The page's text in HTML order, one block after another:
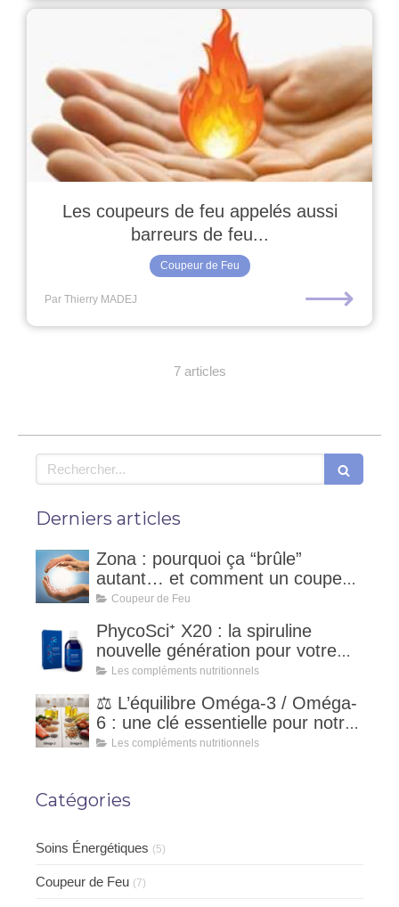
Les coupeurs de feu appelés aussi
barreurs de feu...
Coupeur de Feu
Par Thierry MADEJ ⟶
7 articles
Rechercher
Derniers articles
Zona : pourquoi ça “brûle”
autant… et comment un coupeur
de feu peut accompagner ?
Coupeur de Feu
PhycoSci⁺ X20 : la spiruline
nouvelle génération pour votre
vitalité naturelle
Les compléments nutritionnels
⚖️ L’équilibre Oméga-3 / Oméga-
6 : une clé essentielle pour notre
santé
Les compléments nutritionnels
Catégories
Soins Énergétiques (5)
Coupeur de Feu (7)